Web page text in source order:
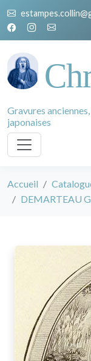
Gravures
japonaises
Accueil
DEMARTEAU